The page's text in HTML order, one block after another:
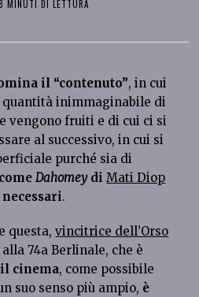
8 MINUTI DI LETTURA
il “contenuto”, in cui
quantità inimmaginabile di
vengono fruiti e di cui ci si
al successivo, in cui si
purché sia di
DahomeydiMati Diop
.
questa,vincitrice dell’Orso
alla 74a Berlinale, che è
il cinema, come possibile
suo senso più ampio, è